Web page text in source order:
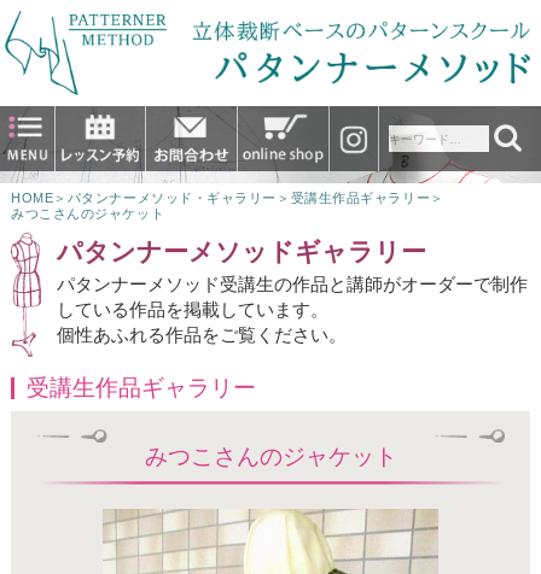
HOME ＞ パタンナーメソッド・ギャラリー ＞ 受講生作品ギャラリー ＞
みつこさんのジャケット
パタンナーメソッドギャラリー
パタンナーメソッド受講生の作品と講師がオーダーで制作
している作品を掲載しています。
個性あふれる作品をご覧ください。
受講生作品ギャラリー
みつこさんのジャケット